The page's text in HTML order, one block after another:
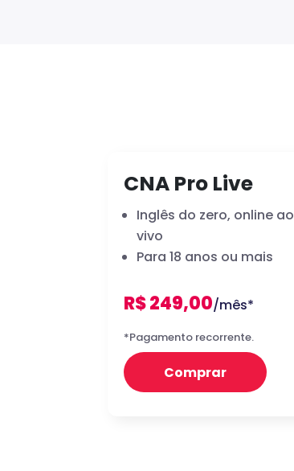
CNA Pro Live
Inglês do zero, online ao
vivo
Para 18 anos ou mais
R$ 249,00/mês*
*Pagamento recorrente.
Comprar